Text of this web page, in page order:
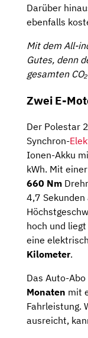
Darüber
ebenfalls
Mit dem All-
Gutes, denn
gesamten
Zwei E-
Der Polestar
Synchron-
Ionen-Akku
kWh. Mit
660 Nm
4,7
hoch und
eine
Kilometer.
Das Auto-
Monaten mit
Fahrleistung.
ausreicht,